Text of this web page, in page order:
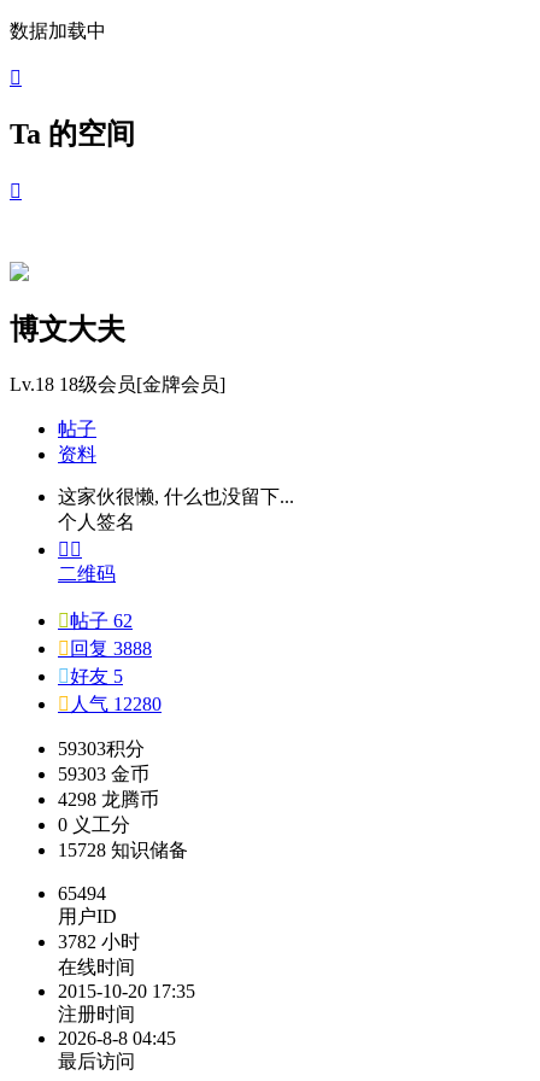
数据加载中

Ta 的空间

博文大夫
Lv.18 18级会员[金牌会员]
帖子
资料
这家伙很懒, 什么也没留下...
个人签名
 
二维码
帖子 62
 回复 3888
好友 5
 人气 12280
59303积分
59303 金币
4298 龙腾币
0 义工分
15728 知识储备
65494
用户ID
3782 小时
在线时间
2015-10-20 17:35
注册时间
2026-8-8 04:45
最后访问